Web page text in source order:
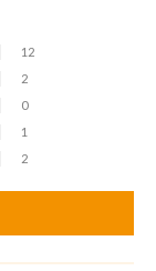
12
2
0
1
2